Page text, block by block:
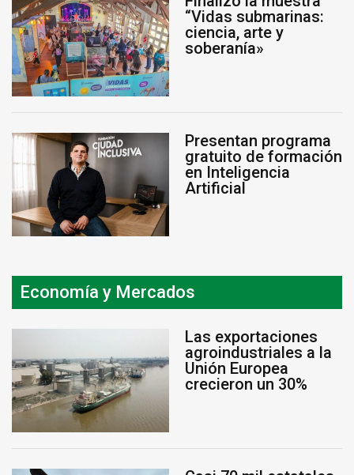
“Vidas submarinas:
ciencia, arte y
soberanía»
Presentan programa
gratuito de formación
en Inteligencia
Artificial
Economía y Mercados
Las exportaciones
agroindustriales a la
Unión Europea
crecieron un 30%